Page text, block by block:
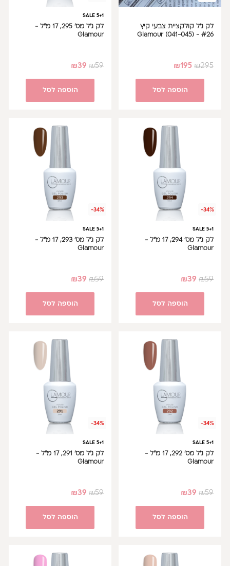
לק ג'ל קולקציית צבעי קיץ
#26 - (Glamour (041-045
₪295
₪195
הוספה לסל
SALE 5+1
לק ג'ל מס' 295, 17 מ"ל -
Glamour
₪59
₪39
הוספה לסל
-34%
SALE 5+1
לק ג'ל מס' 294, 17 מ"ל -
Glamour
₪59
₪39
הוספה לסל
-34%
SALE 5+1
לק ג'ל מס' 293, 17 מ"ל -
Glamour
₪59
₪39
הוספה לסל
-34%
SALE 5+1
לק ג'ל מס' 292, 17 מ"ל -
Glamour
₪59
₪39
הוספה לסל
-34%
SALE 5+1
לק ג'ל מס' 291, 17 מ"ל -
Glamour
₪59
₪39
הוספה לסל